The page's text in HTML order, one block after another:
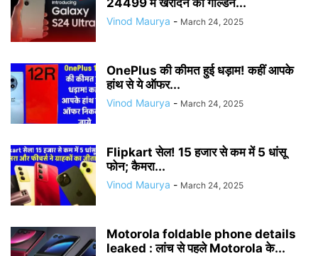
24499 में खरीदने का गोल्डन...
Vinod Maurya - March 24, 2025
OnePlus की कीमत हुई धड़ाम! कहीं आपके
हांथ से ये ऑफर...
Vinod Maurya - March 24, 2025
Flipkart सेल! 15 हजार से कम में 5 धांसू
फोन; कैमरा...
Vinod Maurya - March 24, 2025
Motorola foldable phone details
leaked : लांच से पहले Motorola के...